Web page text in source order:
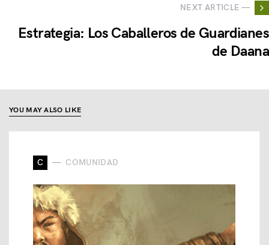
NEXT ARTICLE —
Estrategia: Los Caballeros de Guardianes
de Daana
YOU MAY ALSO LIKE
C COMUNIDAD